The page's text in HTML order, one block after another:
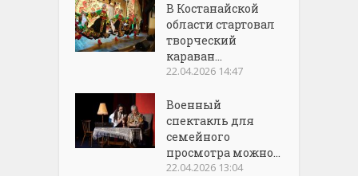
В Костанайской
области стартовал
творческий
караван...
22.04.2026 14:47
Военный
спектакль для
семейного
просмотра можно...
22.04.2026 13:04